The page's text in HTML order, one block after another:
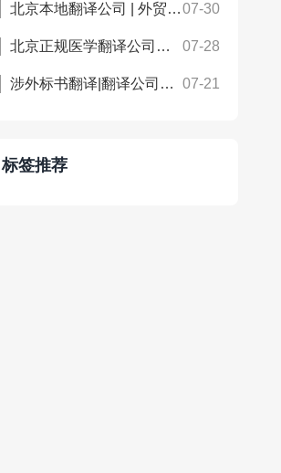
北京本地翻译公司 | 外贸合同说明书翻译规避涉外沟通偏差！众赞翻译07-30
北京正规医学翻译公司：病历、处方翻译件合规用于跨境医保报销！ 07-28
涉外标书翻译|翻译公司提供代写 + 译审全流程服务！众赞翻译 07-21
标签推荐